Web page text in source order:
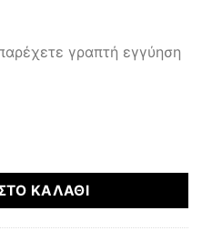
γραπτή εγγύηση
ΚΑΛΆΘΙ